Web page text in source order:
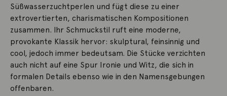
Süßwasserzuchtperlen und fügt diese zu einer
extrovertierten, charismatischen Kompositionen
zusammen. Ihr Schmuckstil ruft eine moderne,
provokante Klassik hervor: skulptural, feinsinnig und
cool, jedoch immer bedeutsam. Die Stücke verzichten
auch nicht auf eine Spur Ironie und Witz, die sich in
formalen Details ebenso wie in den Namensgebungen
offenbaren.